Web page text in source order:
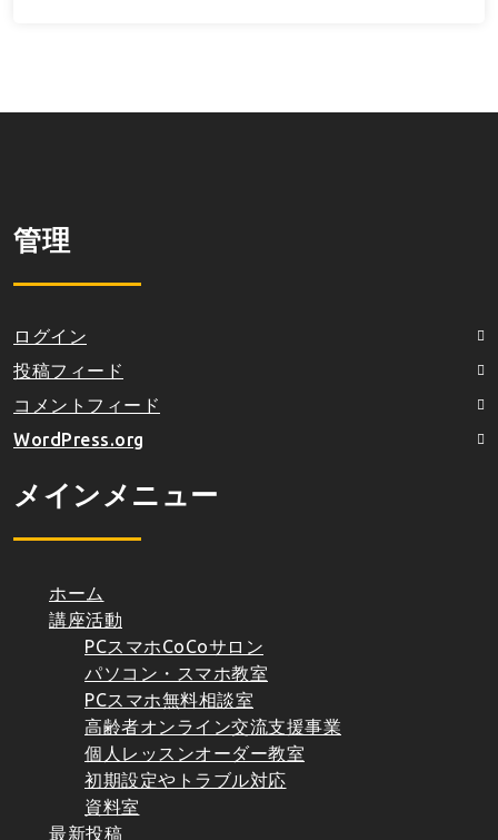
管理
ログイン
投稿フィード
コメントフィード
WordPress.org
メインメニュー
ホーム
講座活動
PCスマホCoCoサロン
パソコン・スマホ教室
PCスマホ無料相談室
高齢者オンライン交流支援事業
個人レッスンオーダー教室
初期設定やトラブル対応
資料室
最新投稿